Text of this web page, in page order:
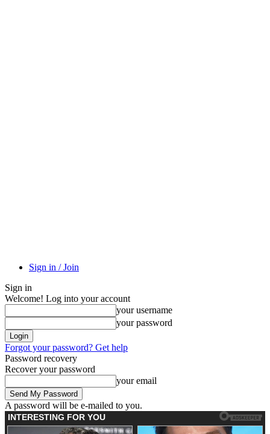
Sign in / Join
Sign in
Welcome! Log into your account
your username
your password
Forgot your password? Get help
Password recovery
Recover your password
your email
A password will be e-mailed to you.